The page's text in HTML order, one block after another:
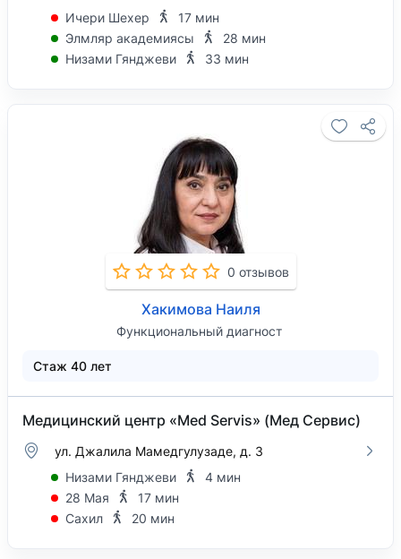
Ичери Шехер
17 мин
Элмляр академиясы
28 мин
Низами Гянджеви
33 мин
0 отзывов
Хакимова Наиля
Функциональный диагност
Стаж 40 лет
Медицинский центр «Med Servis» (Мед Сервис)
ул. Джалила Мамедгулузаде, д. 3
Низами Гянджеви
4 мин
28 Мая
17 мин
Сахил
20 мин